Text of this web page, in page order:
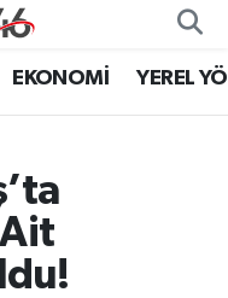
EKONOMİ YEREL